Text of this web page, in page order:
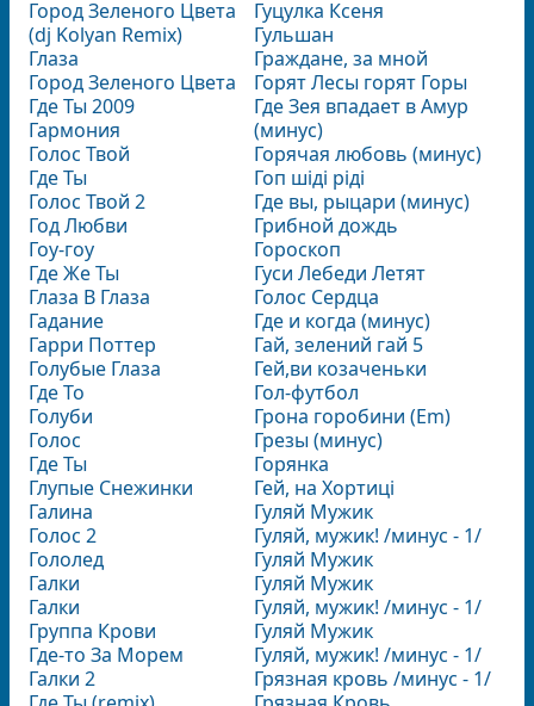
Город Зеленого Цвета
(dj Kolyan Remix)
Глаза
Город Зеленого Цвета
Где Ты 2009
Гармония
Голос Твой
Где Ты
Голос Твой 2
Год Любви
Гоу-гоу
Где Же Ты
Глаза В Глаза
Гадание
Гарри Поттер
Голубые Глаза
Где То
Голуби
Голос
Где Ты
Глупые Снежинки
Галина
Голос 2
Гололед
Галки
Галки
Группа Крови
Где-то За Морем
Галки 2
Гуцулка Ксеня
Гульшан
Граждане, за мной
Горят Лесы горят Горы
Где Зея впадает в Амур
(минус)
Горячая любовь (минус)
Гоп шіді ріді
Где вы, рыцари (минус)
Грибной дождь
Гороскоп
Гуси Лебеди Летят
Голос Сердца
Где и когда (минус)
Гай, зелений гай 5
Гей,ви козаченьки
Гол-футбол
Грона горобини (Em)
Грезы (минус)
Горянка
Гей, на Хортиці
Гуляй Мужик
Гуляй, мужик! /минус - 1/
Гуляй Мужик
Гуляй Мужик
Гуляй, мужик! /минус - 1/
Гуляй Мужик
Гуляй, мужик! /минус - 1/
Грязная кровь /минус - 1/